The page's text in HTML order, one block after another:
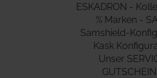
ESKADRON -
% Marken -
Samshield-
Kask
Unser